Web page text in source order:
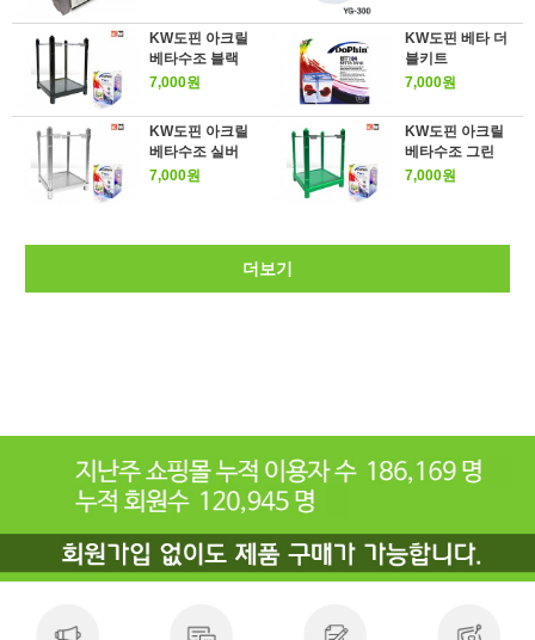
KW도핀 아크릴
베타수조 블랙
7,000원
KW도핀 베타 더
블키트
7,000원
KW도핀 아크릴
베타수조 실버
7,000원
KW도핀 아크릴
베타수조 그린
7,000원
더보기